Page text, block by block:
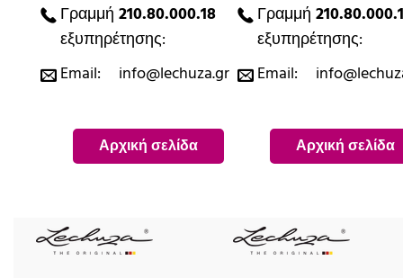
Γραμμή
εξυπηρέτησης:
210.80.000.18
Email: info@lechuza.gr
Αρχική σελίδα
Γραμμή
εξυπηρέτησης:
Email:
Αρχική σελίδα